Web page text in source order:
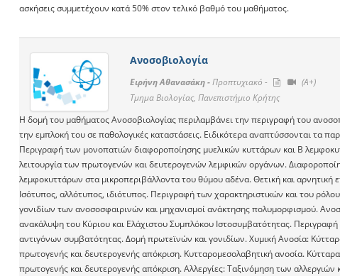
ασκήσεις συμμετέχουν κατά 50% στον τελικό βαθμό του μαθήματος.
Ανοσοβιολογία
Ειρήνη Αθανασάκη -Προπτυχιακό -
(A+)
Τμημα Βιολογίας, Πανεπιστήμιο Κρήτης
Η δομή του μαθήματος Ανοσοβιολογίας περιλαμβάνει την περιγραφή του
την εμπλοκή του σε παθολογικές καταστάσεις. Ειδικότερα αναπτύσσονται τα
Περιγραφή των μονοπατιών διαφοροποίησης μυελικών κυττάρων και Β
λειτουργία των πρωτογενών και δευτερογενών λεμφικών οργάνων.
λεμφοκυττάρων στα μικροπεριβάλλοντα του θύμου αδένα. Θετική και αρνητική
Ισότυπος, αλλότυπος, ιδιότυπος. Περιγραφή των χαρακτηριστικών και του
γονιδίων των ανοσοσφαιρινών και μηχανισμοί ανάκτησης πολυμορφισμού.
ανακάλυψη του Κύριου και Ελάχιστου Συμπλόκου Ιστοσυμβατότητας. Περιγραφή
αντιγόνων συμβατότητας. Δομή πρωτεϊνών και γονιδίων. Χυμική Ανοσία:
πρωτογενής και δευτερογενής απόκριση. Kυτταρομεσολαβητική ανοσία.
πρωτογενής και δευτερογενής απόκριση. Αλλεργίες: Ταξινόμηση των